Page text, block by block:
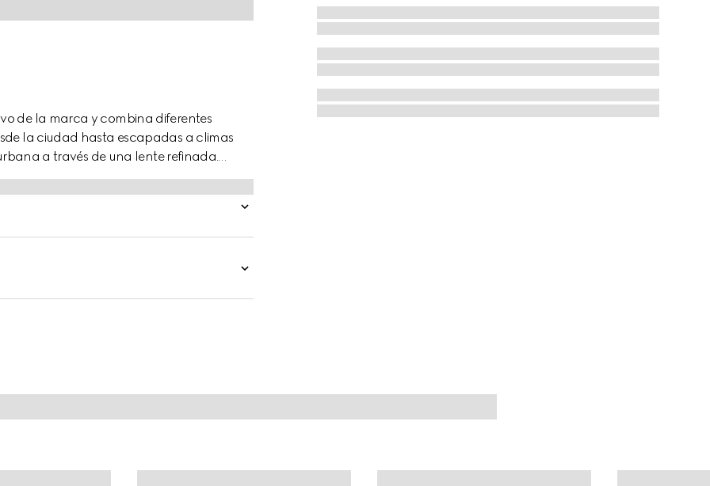
de la marca y combina diferentes
la ciudad hasta escapadas a climas
a través de una lente refinada.
por un estampado floral Gucci por toda la